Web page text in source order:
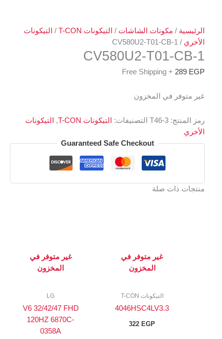
الرئيسية/مكونات الشاشات/التيكونات T-CON /التيكونات
الأخري / CV580U2-T01-CB-1
CV580U2-T01-CB-1
289EGP
+ Free Shipping
غير متوفر في المخزون
رمز المنتج:T46-3 التصنيفات:التيكونات T-CON ,التيكونات
الأخري
Guaranteed Safe Checkout
منتجات ذات صلة
غير متوفر في
المخزون
التيكونات T-CON
4046HSC4LV3.3
322EGP
غير متوفر في
المخزون
LG
V6 32/42/47 FHD
120HZ 6870C-
0358A